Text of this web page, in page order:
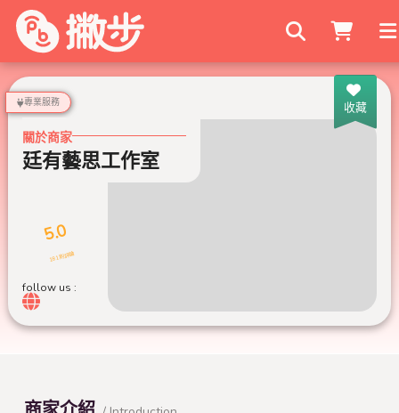
搜尋商家
收藏
專業服務
關於商家
廷有藝思工作室
5.0
181 則評論
follow us :